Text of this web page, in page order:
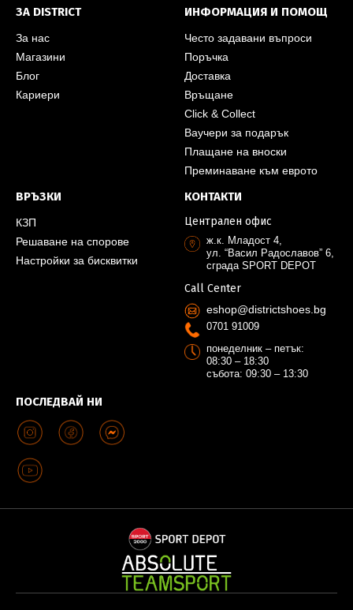
ЗА DISTRICT
За нас
Магазини
Блог
Кариери
ИНФОРМАЦИЯ И ПОМОЩ
Често задавани въпроси
Поръчка
Доставка
Връщане
Click & Collect
Ваучери за подарък
Плащане на вноски
Преминаване към еврото
ВРЪЗКИ
КЗП
Решаване на спорове
Настройки за бисквитки
ПОСЛЕДВАЙ НИ
КОНТАКТИ
Централен офис
ж.к. Младост 4,
ул. “Васил Радославов” 6,
сграда SPORT DEPOT
Call Center
eshop@districtshoes.bg
0701 91009
понеделник – петък:
08:30 – 18:30
събота: 09:30 – 13:30